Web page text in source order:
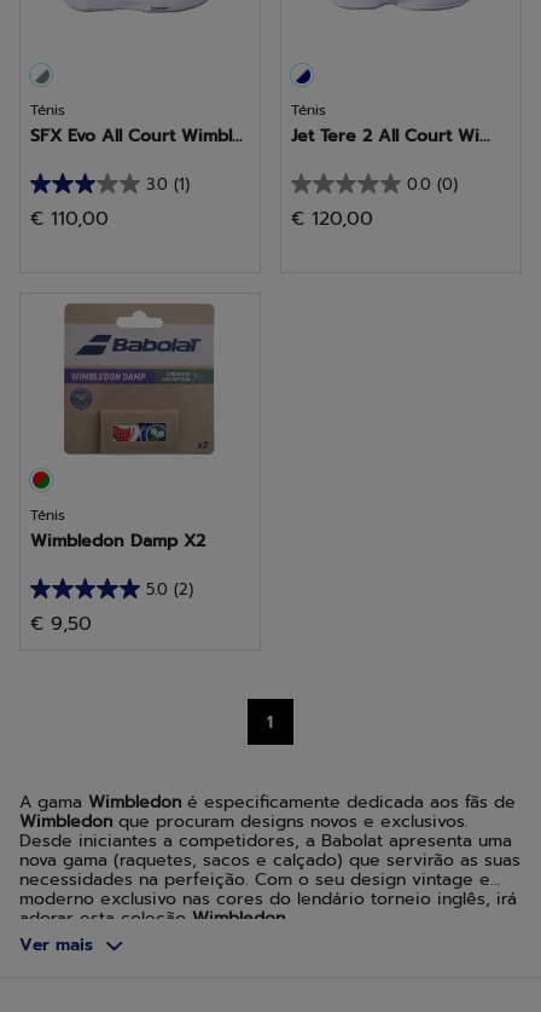
Ténis
SFX Evo All Court Wimbl...
3.0 (1)
3.0
em
análise
€ 110,00
Ténis
Jet Tere 2 All Court Wi...
0.0 (0)
0.0
em
€ 120,00
Ténis
Wimbledon Damp X2
5.0 (2)
5.0
em
€ 9,50
1
A gama Wimbledon é especificamente dedicada aos fãs de
Wimbledon que procuram designs novos e exclusivos.
Desde iniciantes a competidores, a Babolat apresenta uma
nova gama (raquetes, sacos e calçado) que servirão as suas
necessidades na perfeição. Com o seu design vintage e
moderno exclusivo nas cores do lendário torneio inglês, irá
adorar esta coleção Wimbledon
Raquetes de ténis, sacos, calçado e até mesmo mochilas?
Ver mais